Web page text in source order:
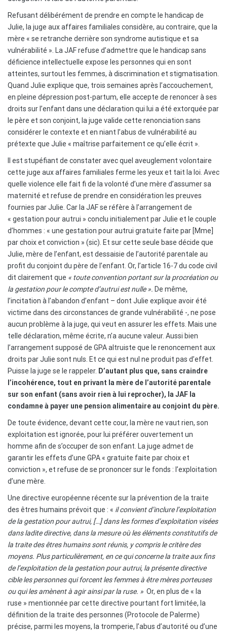
Refusant délibérément de prendre en compte le handicap de
Julie, la juge aux affaires familiales considère, au contraire, que la
mère « se retranche derrière son syndrome autistique et sa
vulnérabilité ». La JAF refuse d’admettre que le handicap sans
déficience intellectuelle expose les personnes qui en sont
atteintes, surtout les femmes, à discrimination et stigmatisation.
Quand Julie explique que, trois semaines après l’accouchement,
en pleine dépression post-partum, elle accepte de renoncer à ses
droits sur l’enfant dans une déclaration qui lui a été extorquée par
le père et son conjoint, la juge valide cette renonciation sans
considérer le contexte et en niant l’abus de vulnérabilité au
prétexte que Julie « maîtrise parfaitement ce qu’elle écrit ».
Il est stupéfiant de constater avec quel aveuglement volontaire
cette juge aux affaires familiales ferme les yeux et tait la loi. Avec
quelle violence elle fait fi de la volonté d’une mère d’assumer sa
maternité et refuse de prendre en considération les preuves
fournies par Julie. Car la JAF se réfère à l’arrangement de
« gestation pour autrui » conclu initialement par Julie et le couple
d’hommes : « une gestation pour autrui gratuite faite par [Mme]
par choix et conviction » (sic). Et sur cette seule base décide que
Julie, mère de l’enfant, est dessaisie de l’autorité parentale au
profit du conjoint du père de l’enfant. Or, l’article 16-7 du code civil
dit clairement que « toute convention portant sur la procréation ou
la gestation pour le compte d’autrui est nulle ». De même,
l’incitation à l’abandon d’enfant – dont Julie explique avoir été
victime dans des circonstances de grande vulnérabilité -, ne pose
aucun problème à la juge, qui veut en assurer les effets. Mais une
telle déclaration, même écrite, n’a aucune valeur. Aussi bien
l’arrangement supposé de GPA altruiste que le renoncement aux
droits par Julie sont nuls. Et ce qui est nul ne produit pas d’effet.
Puisse la juge se le rappeler. D’autant plus que, sans craindre
l’incohérence, tout en privant la mère de l’autorité parentale
sur son enfant (sans avoir rien à lui reprocher), la JAF la
condamne à payer une pension alimentaire au conjoint du père.
De toute évidence, devant cette cour, la mère ne vaut rien, son
exploitation est ignorée, pour lui préférer ouvertement un
homme afin de s’occuper de son enfant. La juge admet de
garantir les effets d’une GPA « gratuite faite par choix et
conviction », et refuse de se prononcer sur le fonds : l’exploitation
d’une mère.
Une directive européenne récente sur la prévention de la traite
des êtres humains prévoit que : « il convient d’inclure l’exploitation
de la gestation pour autrui, […] dans les formes d’exploitation visées
dans ladite directive, dans la mesure où les éléments constitutifs de
la traite des êtres humains sont réunis, y compris le critère des
moyens. Plus particulièrement, en ce qui concerne la traite aux fins
del’exploitation de la gestation pour autrui, la présente directive
cible les personnes qui forcent les femmes à être mères porteuses
ou qui les amènent à agir ainsi par la ruse. » Or, en plus de « la
ruse » mentionnée par cette directive pourtant fort limitée, la
définition de la traite des personnes (Protocole de Palerme)
précise, parmi les moyens, la tromperie, l’abus d’autorité ou d’une